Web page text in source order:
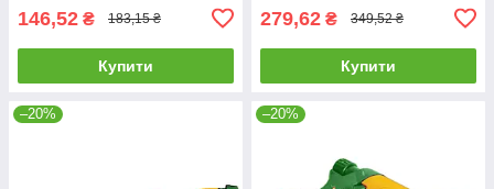
146,52 ₴ 183,15 ₴
Купити
279,62 ₴ 349,52 ₴
Купити
–20% –20%